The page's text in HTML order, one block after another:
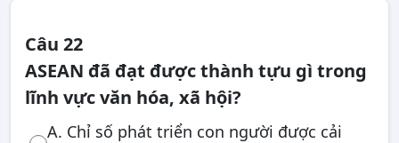
Câu 22
ASEAN đã đạt được thành tựu gì trong
lĩnh vực văn hóa, xã hội?
A. Chỉ số phát triển con người được cải